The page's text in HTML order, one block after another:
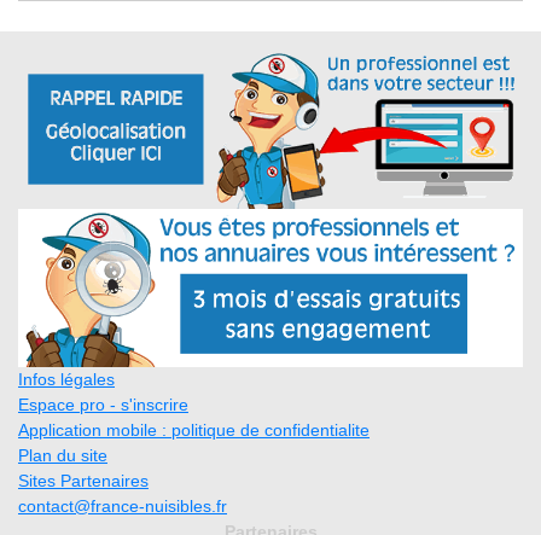
Infos légales
Espace pro - s'inscrire
Application mobile : politique de confidentialite
Plan du site
Sites Partenaires
contact@france-nuisibles.fr